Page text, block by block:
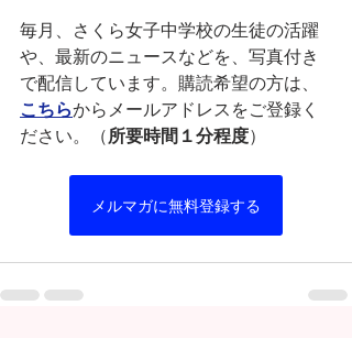
毎月、さくら女子中学校の生徒の活躍
や、最新のニュースなどを、写真付き
で配信しています。購読希望の方は、
こちらからメールアドレスをご登録く
ださい。（所要時間１分程度）
メルマガに無料登録する